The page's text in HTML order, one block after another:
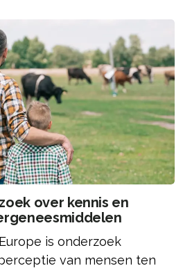
over kennis en
is onderzoek
van mensen ten